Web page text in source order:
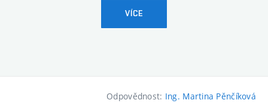
VÍCE
Odpovědnost: Ing. Martina Pěnčíková